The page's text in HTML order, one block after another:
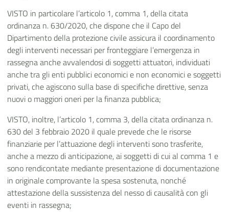
VISTO in particolare l’articolo 1, comma 1, della citata
ordinanza n. 630/2020, che dispone che il Capo del
Dipartimento della protezione civile assicura il coordinamento
degli interventi necessari per fronteggiare l’emergenza in
rassegna anche avvalendosi di soggetti attuatori, individuati
anche tra gli enti pubblici economici e non economici e soggetti
privati, che agiscono sulla base di specifiche direttive, senza
nuovi o maggiori oneri per la finanza pubblica;
VISTO, inoltre, l’articolo 1, comma 3, della citata ordinanza n.
630 del 3 febbraio 2020 il quale prevede che le risorse
finanziarie per l’attuazione degli interventi sono trasferite,
anche a mezzo di anticipazione, ai soggetti di cui al comma 1 e
sono rendicontate mediante presentazione di documentazione
in originale comprovante la spesa sostenuta, nonché
attestazione della sussistenza del nesso di causalità con gli
eventi in rassegna;